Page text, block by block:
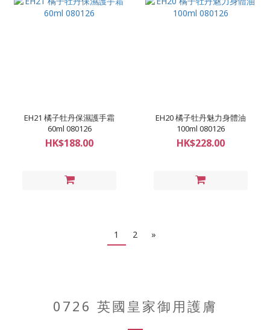
EH21 橘子牡丹保濕護手霜
60ml 080126
HK$188.00
EH20 橘子牡丹魅力身體油
100ml 080126
HK$228.00
1 2 »
0726 英國皇家御用護膚